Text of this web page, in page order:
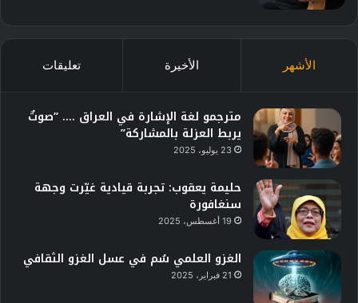
الأشهر الأخيرة تعليقات
مترجمو لغة الإشارة في العراق …. “صوتٌ
يربط العزلة بالمشاركة”
23 يوليو، 2025
حليمة يعقوب: تجربة قيادية غيّرت وجهة
سنغافورة
19 أغسطس، 2025
الغزو العلمي سُم في عسل الغزو الثقافي
21 فبراير، 2025